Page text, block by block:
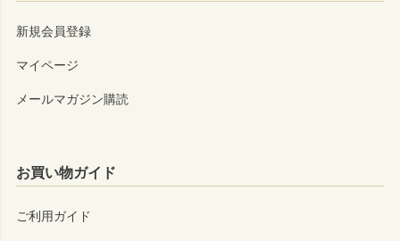
新規会員登録
マイページ
メールマガジン購読
お買い物ガイド
ご利用ガイド